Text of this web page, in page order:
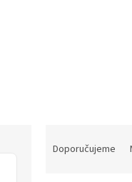
Doporučujeme